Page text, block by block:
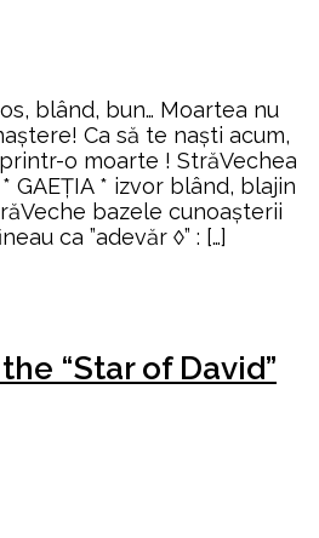
blând, bun… Moartea nu
Ca să te naști acum,
o moarte ! StrăVechea
* GAEȚIA * izvor blând, blajin
bazele cunoașterii
ca ”adevăr ◊” : […]
“Star of David”